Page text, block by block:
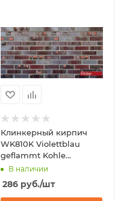
Клинкерный кирпич
WK810K Violettblau
geflammt Kohle
240x55x71 Westerwalder
В наличии
286руб./шт